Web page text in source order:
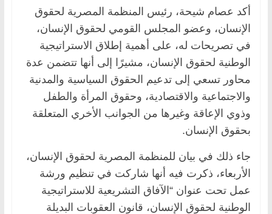
أكد عصام شيحة، رئيس المنظمة المصرية لحقوق
الإنسان، وعضو المجلس القومي لحقوق الإنسان،
في تصريحات له، على أهمية إطلاق الاستراتيجية
الوطنية لحقوق الإنسان، مشيرًا إلى أنها تتضمن عدة
محاور تسعي إلى تدعيم الحقوق السياسية والمدنية
والاجتماعية والاقتصادية، وحقوق المرأة والطفل
وذوي الإعاقة وغيرها من الجوانب الأخري المتعلقة
بحقوق الإنسان.
جاء ذلك في بيان للمنظمة المصرية لحقوق الإنسان،
الأربعاء، ذكرت فيه أنها شاركت في تنظيم ورشة
عمل تحت عنوان “الآفاق التشريعية للاستراتيجية
الوطنية لحقوق الإنسان، قانون العقوبات البديلة